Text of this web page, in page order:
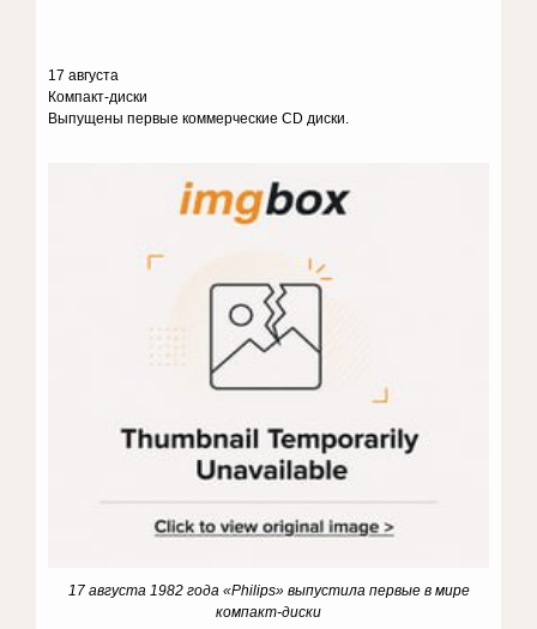
17 августа
Компакт-диски
Выпущены первые коммерческие CD диски.
17 августа 1982 года «Philips» выпустила первые в мире
компакт-диски